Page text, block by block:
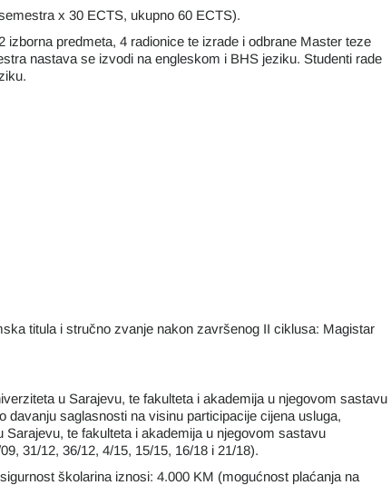
x 30 ECTS, ukupno 60 ECTS).
predmeta, 4 radionice te izrade i odbrane Master teze
nastava se izvodi na engleskom i BHS jeziku. Studenti rade
titula i stručno zvanje nakon završenog II ciklusa: Magistar
u Sarajevu, te fakulteta i akademija u njegovom sastavu
davanju saglasnosti na visinu participacije cijena usluga,
te fakulteta i akademija u njegovom sastavu
31/12, 36/12, 4/15, 15/15, 16/18 i 21/18).
školarina iznosi: 4.000 KM (mogućnost plaćanja na